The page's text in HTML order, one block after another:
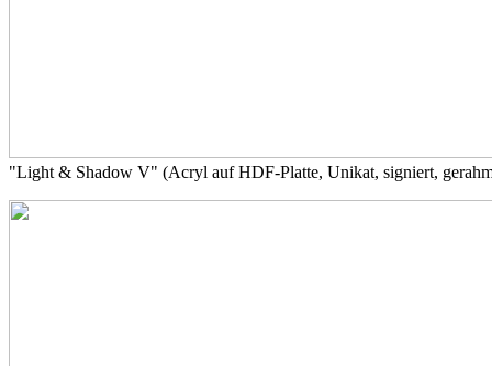
"Light & Shadow V" (Acryl auf HDF-Platte, Unikat, signiert,